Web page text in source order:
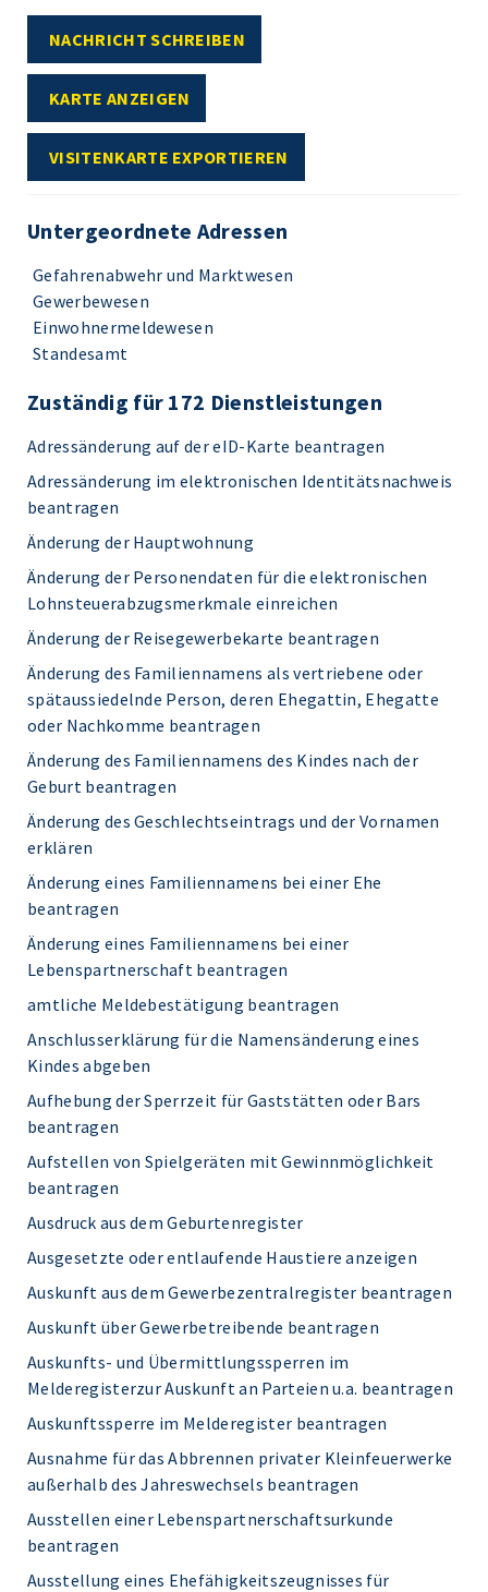
NACHRICHT SCHREIBEN
KARTE ANZEIGEN
VISITENKARTE EXPORTIEREN
Untergeordnete Adressen
Gefahrenabwehr und Marktwesen
Gewerbewesen
Einwohnermeldewesen
Standesamt
Zuständig für 172 Dienstleistungen
Adressänderung auf der eID-Karte beantragen
Adressänderung im elektronischen Identitätsnachweis
beantragen
Änderung der Hauptwohnung
Änderung der Personendaten für die elektronischen
Lohnsteuerabzugsmerkmale einreichen
Änderung der Reisegewerbekarte beantragen
Änderung des Familiennamens als vertriebene oder
spätaussiedelnde Person, deren Ehegattin, Ehegatte
oder Nachkomme beantragen
Änderung des Familiennamens des Kindes nach der
Geburt beantragen
Änderung des Geschlechtseintrags und der Vornamen
erklären
Änderung eines Familiennamens bei einer Ehe
beantragen
Änderung eines Familiennamens bei einer
Lebenspartnerschaft beantragen
amtliche Meldebestätigung beantragen
Anschlusserklärung für die Namensänderung eines
Kindes abgeben
Aufhebung der Sperrzeit für Gaststätten oder Bars
beantragen
Aufstellen von Spielgeräten mit Gewinnmöglichkeit
beantragen
Ausdruck aus dem Geburtenregister
Ausgesetzte oder entlaufende Haustiere anzeigen
Auskunft aus dem Gewerbezentralregister beantragen
Auskunft über Gewerbetreibende beantragen
Auskunfts- und Übermittlungssperren im
Melderegisterzur Auskunft an Parteien u.a. beantragen
Auskunftssperre im Melderegister beantragen
Ausnahme für das Abbrennen privater Kleinfeuerwerke
außerhalb des Jahreswechsels beantragen
Ausstellen einer Lebenspartnerschaftsurkunde
beantragen
Ausstellung eines Ehefähigkeitszeugnisses für